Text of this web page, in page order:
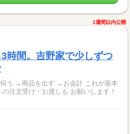
1週間以内公開
時間。吉野家で少しずつ
商品を出す →お会計 これが基本
注文受け・お渡しも お願いします！